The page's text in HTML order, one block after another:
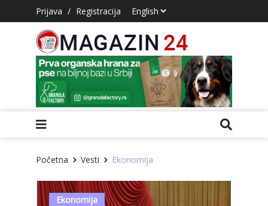
Prijava / Registracija
Početna Vesti Ekonomija
Ekonomija